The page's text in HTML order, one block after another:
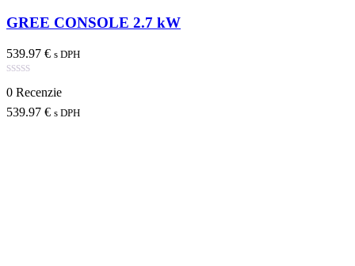
GREE CONSOLE 2.7 kW
539.97 € s DPH
Hodnotenie
0
z
0 Recenzie
539.97 € s DPH